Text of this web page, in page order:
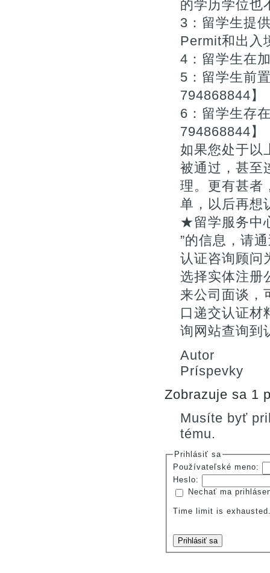
的学历学位也
3：留学生提
Permit和出入
4：留学生在
5：留学生前
794868844】
6：留学生存
794868844】
如果您处于以
被通过，甚至
理。更有甚者
单，以后再想
★留学服务中
”的信息，请
认证咨询顾问
选择实体注册
来公司面谈，
口递交认证材
询网站查询到
Autor
Príspevky
Zobrazuje sa 1
Musíte byť
tému.
Prihlásiť sa
Používateľské meno:
Heslo:
Nechať ma
Time limit is
Prihlásiť sa